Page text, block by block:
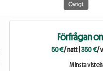
Övrigt
Förfrågan
50 €/ natt|350 €/
Minsta